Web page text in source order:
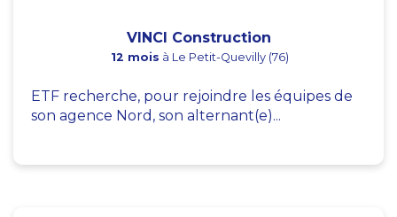
VINCI Construction
12 mois à Le Petit-Quevilly (76)
ETF recherche, pour rejoindre les équipes de
son agence Nord, son alternant(e)...